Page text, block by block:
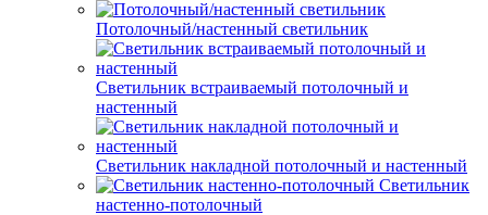
Потолочный/настенный светильник
Светильник встраиваемый потолочный и
настенный
Светильник накладной потолочный и настенный
Светильник
настенно-потолочный